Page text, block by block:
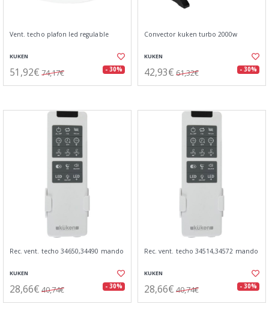
Vent. techo plafon led regulable
KUKEN
51,92€ 74,17€ - 30%
Convector kuken turbo 2000w
KUKEN
42,93€ 61,32€ - 30%
Rec. vent. techo 34650,34490 mando
KUKEN
28,66€ 40,74€ - 30%
Rec. vent. techo 34514,34572 mando
KUKEN
28,66€ 40,74€ - 30%